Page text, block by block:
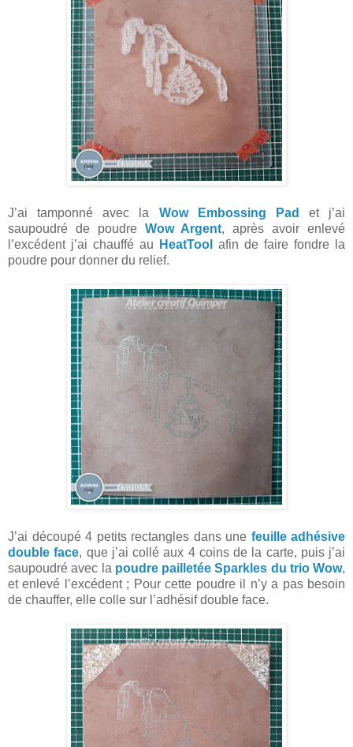
J’ai tamponné avec la Wow Embossing Pad
et j’ai
saupoudré de poudre Wow Argent, après avoir enlevé
l’excédent j’ai chauffé au
HeatTool
afin de faire fondre la
poudre pour donner du relief.
J’ai découpé 4 petits rectangles dans une feuille adhésive
double face, que j’ai collé aux 4 coins de la carte, puis j’ai
saupoudré avec la poudre pailletée Sparkles du trio Wow,
et enlevé l’excédent ; Pour cette poudre il n’y a pas besoin
de chauffer, elle colle sur l’adhésif double face.